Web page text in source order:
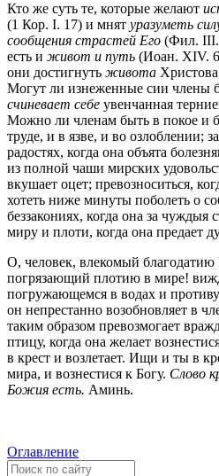
Кто же суть те, которые желают
(1 Кор. I. 17) и мнят уразуметь
сообщения страстей Его (Фил. III.
есть и живот и путь (Иоан. XIV.
они достигнуть живота
Могут ли изнеженные сии члены
счиневает себе увенчанная
Можно ли членам быть в покое и
труде, и в язве, и во озлоблении;
радостях, когда она объята
из полной чаши мирских
вкушает оцет; превозноситься,
хотеть ниже минуты поболеть о
беззакониях, когда она за чуждыя
миру и плоти, когда она предает
О, человек, влекомый благодатию
погрязающий плотию в мире!
погружающемся в водах и
он непрестанно возобновляет в
таким образом превозмогает
птицу, когда она желает
в крест и возлетает. Ищи и ты в
мира, и вознестися к Богу. Слово
Божия есть. Аминь.
Оглавление